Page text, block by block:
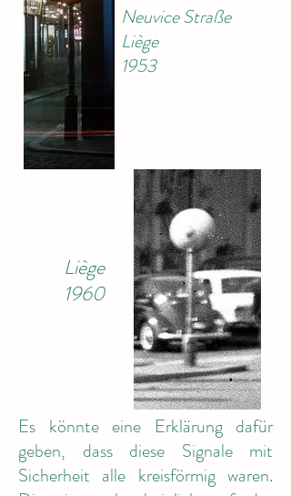
Neuvice Straße
Liège
1953
Liège
1960
Es könnte eine Erklärung dafür
geben, dass diese Signale mit
Sicherheit alle kreisförmig waren.